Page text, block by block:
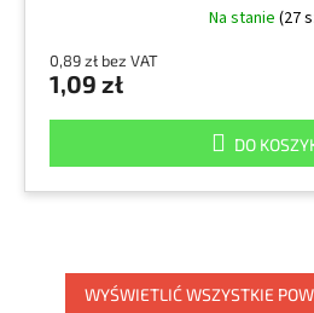
Na stanie (27
0,89 zł bez VAT
1,09 zł
DO
WYŚWIETLIĆ WSZYSTKIE